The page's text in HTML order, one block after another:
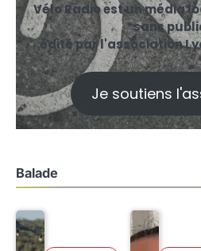
Vélo Radio est un média
sans
édité par l'association
Je soutiens
Balade